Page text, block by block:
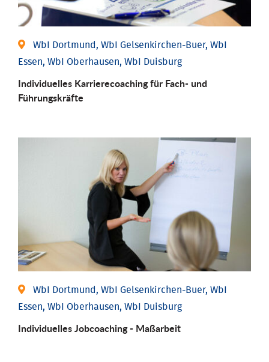
WbI Dortmund, WbI Gelsenkirchen-Buer, WbI
Essen, WbI Oberhausen, WbI Duisburg
Individu­elles Karrierecoaching für Fach-­ und
Führungs­kräfte
WbI Dortmund, WbI Gelsenkirchen-Buer, WbI
Essen, WbI Oberhausen, WbI Duisburg
Individu­elles Job­coaching - Maßarbeit